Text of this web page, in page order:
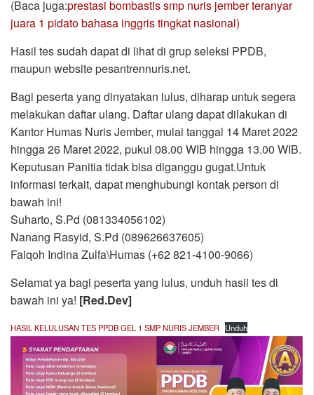
(Baca juga:prestasi bombastis smp nuris jember teranyar
juara 1 pidato bahasa inggris tingkat nasional)
Hasil tes sudah dapat di lihat di grup seleksi PPDB,
maupun website pesantrennuris.net.
Bagi peserta yang dinyatakan lulus, diharap untuk segera
melakukan daftar ulang. Daftar ulang dapat dilakukan di
Kantor Humas Nuris Jember, mulai tanggal 14 Maret 2022
hingga 26 Maret 2022, pukul 08.00 WIB hingga 13.00 WIB.
Keputusan Panitia tidak bisa diganggu gugat.Untuk
informasi terkait, dapat menghubungi kontak person di
bawah ini!
Suharto, S.Pd (081334056102)
Nanang Rasyid, S.Pd (089626637605)
Faiqoh Indina Zulfa\Humas (+62 821-4100-9066)
Selamat ya bagi peserta yang lulus, unduh hasil tes di
bawah ini ya! [Red.Dev]
HASIL KELULUSAN TES PPDB GEL 1 SMP NURIS JEMBER Unduh